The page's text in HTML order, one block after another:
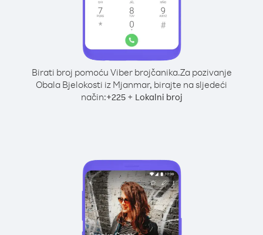
Birati broj pomoću Viber brojčanika.Za pozivanje
Obala Bjelokosti iz Mjanmar, birajte na sljedeći
način:+225+ Lokalni broj